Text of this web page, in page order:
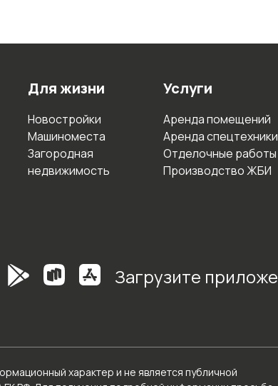
Для жизни
Новостройки
Машиноместа
Загородная
недвижимость
Услуги
Аренда помещений
Аренда спецтехники
Отделочные работы
Производство ЖБИ
Загрузите
характер и не является публичной